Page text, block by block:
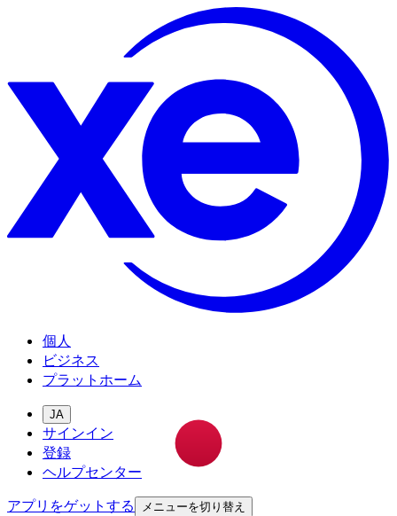
個人
ビジネス
プラットホーム
JA
サインイン
登録
ヘルプセンター
アプリをゲットする
メニューを切り替え